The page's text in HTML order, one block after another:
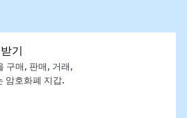
기
구매, 판매, 거래,
암호화폐 지갑.